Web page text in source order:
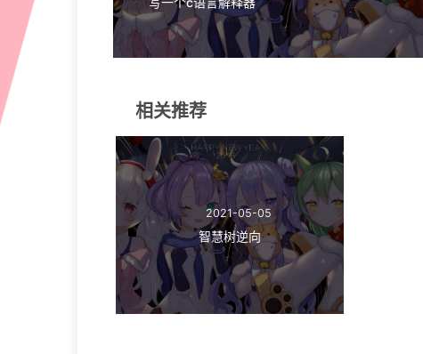
相关推荐
2021-05-05
智慧树逆向